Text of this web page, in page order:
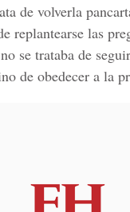
de volverla
replantearse las
se trataba de
de obedecer a la